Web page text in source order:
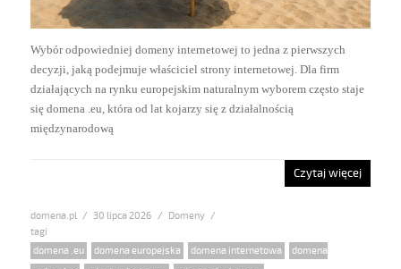
Wybór odpowiedniej domeny internetowej to jedna z pierwszych
decyzji, jaką podejmuje właściciel strony internetowej. Dla firm
działających na rynku europejskim naturalnym wyborem często staje
się domena .eu, która od lat kojarzy się z działalnością
międzynarodową
Czytaj więcej
domena.pl
Posted
30 lipca 2026 Categories
Domeny
Tags
domena .eu domena europejska domena internetowa
domena